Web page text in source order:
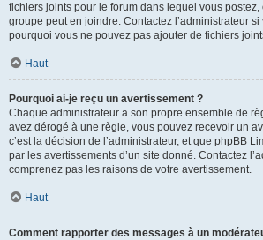
fichiers joints pour le forum dans lequel vous
groupe peut en joindre. Contactez l’administrateur
pourquoi vous ne pouvez pas ajouter de fichiers
Haut
Pourquoi ai-je reçu un avertissement ?
Chaque administrateur a son propre ensemble de
avez dérogé à une règle, vous pouvez recevoir un
c’est la décision de l’administrateur, et que phpBB
par les avertissements d’un site donné. Contactez
comprenez pas les raisons de votre avertissement.
Haut
Comment rapporter des messages à un